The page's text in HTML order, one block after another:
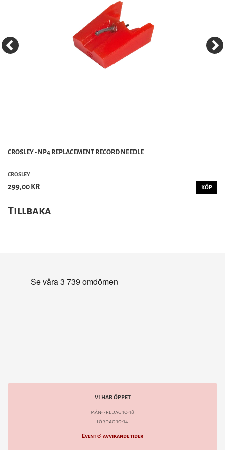
CROSLEY - NP4 REPLACEMENT RECORD NEEDLE
CROSLEY
299,00 KR KÖP
Tillbaka
VI HAR ÖPPET
mån-fredag 10-18
lördag 10-14
Event & avvikande tider